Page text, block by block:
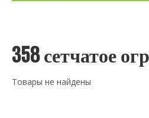
358 сетчатое
Товары не найдены